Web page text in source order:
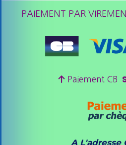
PAIEMENT PAR
 Paiement CB
A L'adresse